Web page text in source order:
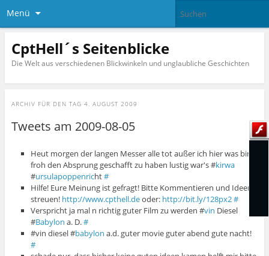
Menü
CptHell´s Seitenblicke
Die Welt aus verschiedenen Blickwinkeln und unglaubliche Geschichten
ARCHIV FÜR DEN TAG 4. AUGUST 2009
Tweets am 2009-08-05
Heut morgen der langen Messer alle tot außer ich hier was bin i
froh den Absprung geschafft zu haben lustig war's #kirwa
#ursulapoppenricht#
Hilfe! Eure Meinung ist gefragt! Bitte Kommentieren und Ideen
streuen! http://www.cpthell.deoder: http://bit.ly/128px2#
Verspricht ja mal n richtig guter Film zu werden #vin Diesel
#Babylon a. D.#
#vin diesel #babylon a.d. guter movie guter abend gute nacht!
#